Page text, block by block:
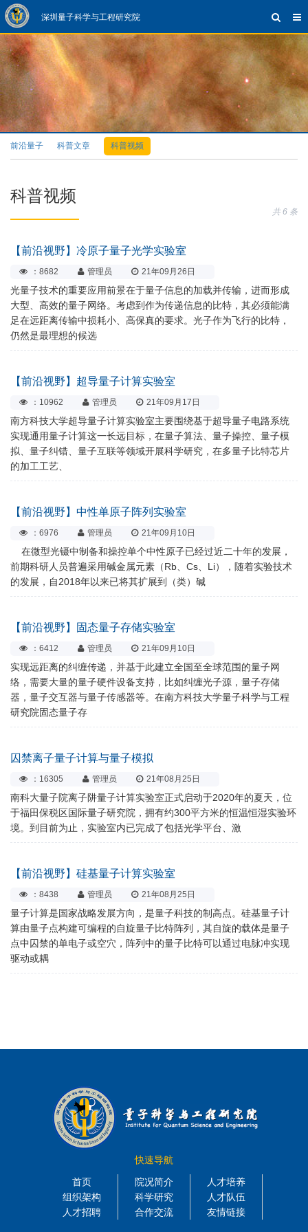
深圳量子科学与工程研究院
前沿量子 科普文章 科普视频
科普视频
共 6 条
【前沿视野】冷原子量子光学实验室
：8682 管理员 21年09月26日
光量子技术的重要应用前景在于量子信息的加载并传输，进而形成
大型、高效的量子网络。考虑到作为传递信息的比特，其必须能满
足在远距离传输中损耗小、高保真的要求。光子作为飞行的比特，
仍然是最理想的候选
【前沿视野】超导量子计算实验室
：10962 管理员 21年09月17日
南方科技大学超导量子计算实验室主要围绕基于超导量子电路系统
实现通用量子计算这一长远目标，在量子算法、量子操控、量子模
拟、量子纠错、量子互联等领域开展科学研究，在多量子比特芯片
的加工工艺、
【前沿视野】中性单原子阵列实验室
：6976 管理员 21年09月10日
在微型光镊中制备和操控单个中性原子已经过近二十年的发展，
前期科研人员普遍采用碱金属元素（Rb、Cs、Li），随着实验技术
的发展，自2018年以来已将其扩展到（类）碱
【前沿视野】固态量子存储实验室
：6412 管理员 21年09月10日
实现远距离的纠缠传递，并基于此建立全国至全球范围的量子网
络，需要大量的量子硬件设备支持，比如纠缠光子源，量子存储
器，量子交互器与量子传感器等。在南方科技大学量子科学与工程
研究院固态量子存
囚禁离子量子计算与量子模拟
：16305 管理员 21年08月25日
南科大量子院离子阱量子计算实验室正式启动于2020年的夏天，位
于福田保税区国际量子研究院，拥有约300平方米的恒温恒湿实验环
境。到目前为止，实验室内已完成了包括光学平台、激
【前沿视野】硅基量子计算实验室
：8438 管理员 21年08月25日
量子计算是国家战略发展方向，是量子科技的制高点。硅基量子计
算由量子点构建可编程的自旋量子比特阵列，其自旋的载体是量子
点中囚禁的单电子或空穴，阵列中的量子比特可以通过电脉冲实现
驱动或耦
快速导航
首页
院况简介
人才培养
组织架构
科学研究
人才队伍
人才招聘
合作交流 友情链接